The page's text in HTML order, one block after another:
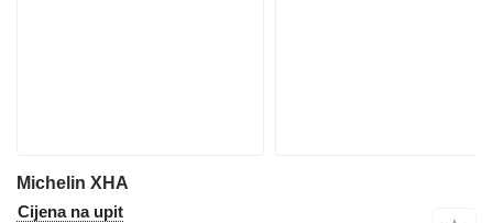
Michelin XHA
Cijena na upit